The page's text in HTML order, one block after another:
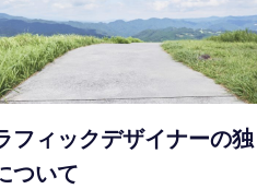
フィックデザイナーの独
ついて